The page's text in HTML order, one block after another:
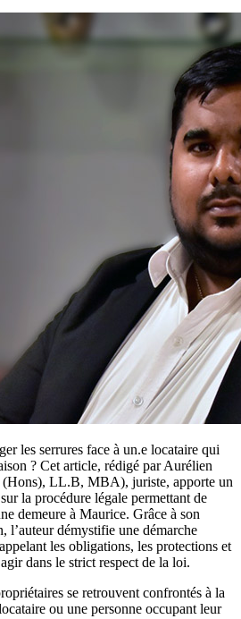
les serrures face à un.e locataire qui
? Cet article, rédigé par Aurélien
(Hons), LL.B, MBA), juriste, apporte un
la procédure légale permettant de
demeure à Maurice. Grâce à son
l’auteur démystifie une démarche
les obligations, les protections et
dans le strict respect de la loi.
se retrouvent confrontés à la
ou une personne occupant leur